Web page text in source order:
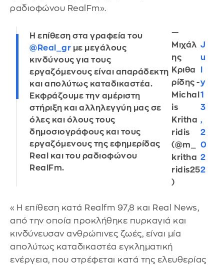
ραδιοφώνου RealFm».
Η επίθεση στα γραφεία του
@Real_gr με μεγάλους
κινδύνους για τους
εργαζόμενους είναι απαράδεκτη
και απολύτως καταδικαστέα.
Εκφράζουμε την αμέριστη
στήριξη και αλληλεγγύη μας σε
όλες και όλους τους
δημοσιογράφους και τους
εργαζόμενους της εφημερίδας
Real και του ραδιοφώνου
RealFm.
—
Μιχάλ
ης
Κριθα
ρίδης -
Michal
is
Kritha
ridis
(@m_
kritha
ridis25
)
J
u
y
1
3
,
2
0
2
2
«Η επίθεση κατά Realfm 97,8 και Real News,
από την οποία προκλήθηκε πυρκαγιά και
κινδύνευσαν ανθρώπινες ζωές, είναι μία
απολύτως καταδικαστέα εγκληματική
ενέργεια, που στρέφεται κατά της ελευθερίας